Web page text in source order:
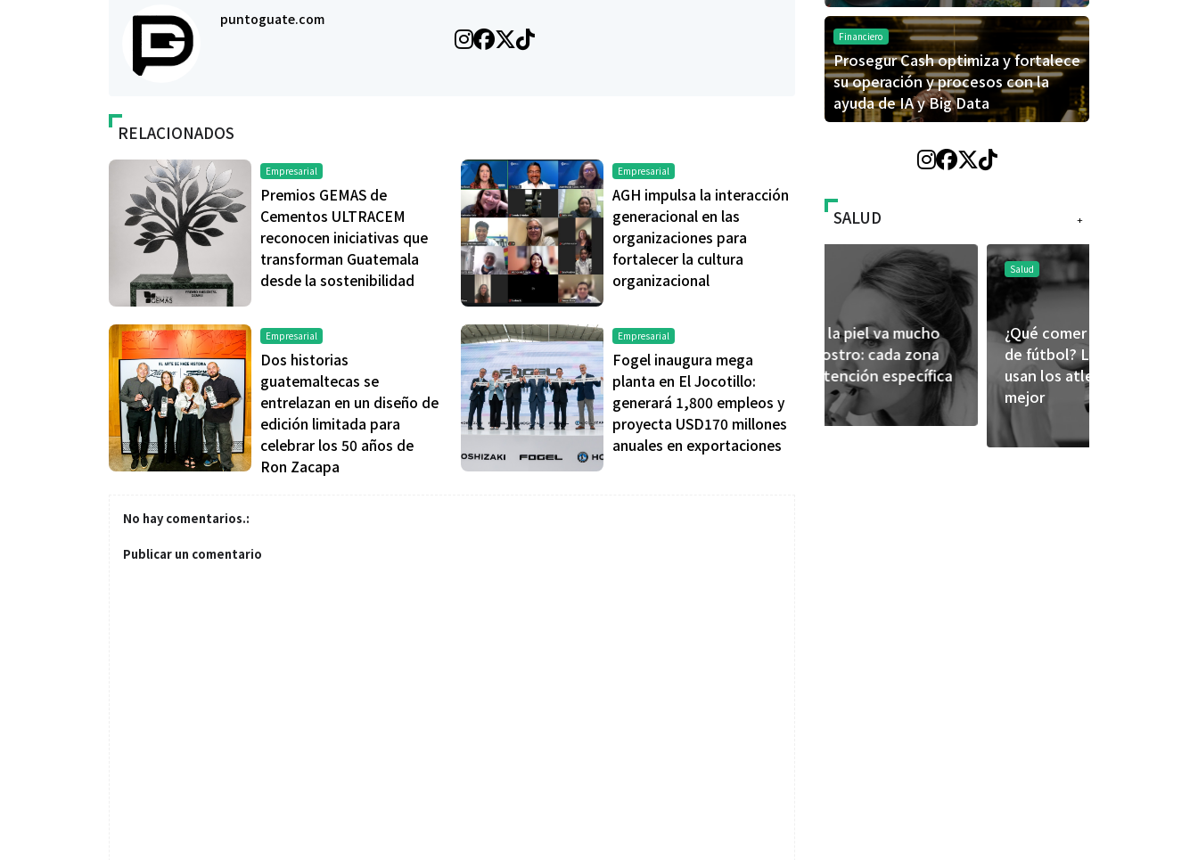
puntoguate.com
RELACIONADOS
Empresarial
Premios GEMAS de
Cementos ULTRACEM
reconocen iniciativas que
transforman Guatemala
desde la sostenibilidad
Empresarial
AGH impulsa la interacción
generacional en las
organizaciones para
fortalecer la cultura
organizacional
Empresarial
Dos historias
guatemaltecas se
entrelazan en un diseño de
edición limitada para
celebrar los 50 años de
Ron Zacapa
Empresarial
Fogel inaugura mega
planta en El Jocotillo:
generará 1,800 empleos y
proyecta USD170 millones
anuales en exportaciones
No hay comentarios.:
Publicar un comentario
Financiero
Prosegur Cash optimiza y fortalece
su operación y procesos con la
ayuda de IA y Big Data
+
SALUD
Salud
¿Qué comer antes de un partido
de fútbol? La estrategia que
usan los atletas para rendir
mejor
Salud
El cuidado de la piel va mucho
más allá del rostro: cada zona
merece una atención específica
Salud
Día Mundial Contra La Hepatitis:
alertan sobre los riesgos de los
productos “DETOX”
¿Qué comer antes de un partido
de fútbol? La estrategia que
usan los atletas para rendir